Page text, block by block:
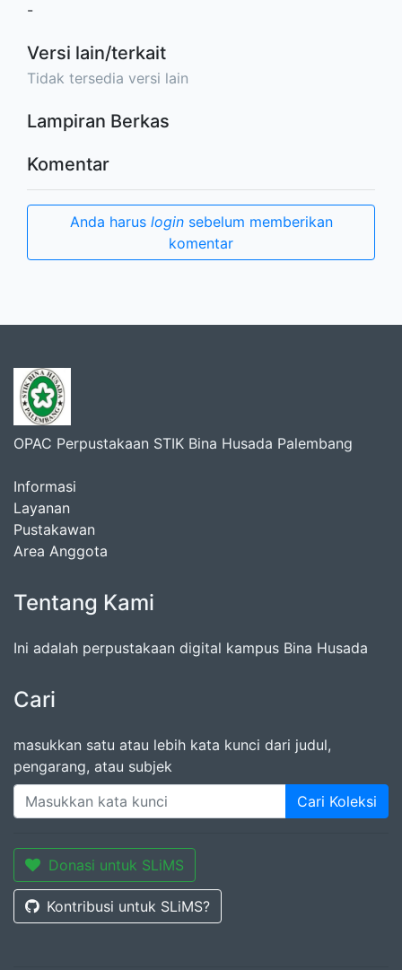
-
Versi lain/terkait
Tidak tersedia versi lain
Lampiran Berkas
Komentar
Anda harus loginsebelum memberikan
komentar
OPAC Perpustakaan STIK Bina Husada Palembang
Informasi
Layanan
Pustakawan
Area Anggota
Tentang Kami
Ini adalah perpustakaan digital kampus Bina Husada
Cari
masukkan satu atau lebih kata kunci dari judul,
pengarang, atau subjek
Cari Koleksi
Donasi untuk SLiMS
Kontribusi untuk SLiMS?